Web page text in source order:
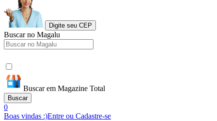
Digite seu CEP
Buscar no Magalu
Buscar em Magazine Total
Buscar
0
Boas vindas :)Entre ou Cadastre-se